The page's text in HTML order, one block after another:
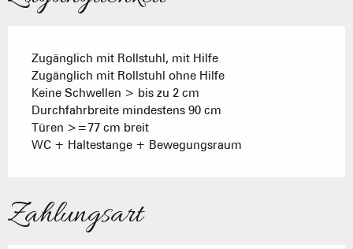
Zugänglich mit Rollstuhl, mit Hilfe
Zugänglich mit Rollstuhl ohne Hilfe
Keine Schwellen > bis zu 2 cm
Durchfahrbreite mindestens 90 cm
Türen >=77 cm breit
WC + Haltestange + Bewegungsraum
Zahlungsart